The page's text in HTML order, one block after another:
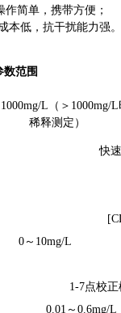
简单，携带方便；
本低，抗干扰能力强。
数范围
L（＞1000mg/L
稀释测定）
快
0～10mg/L
1-7点校
0.01～0.6mg/L